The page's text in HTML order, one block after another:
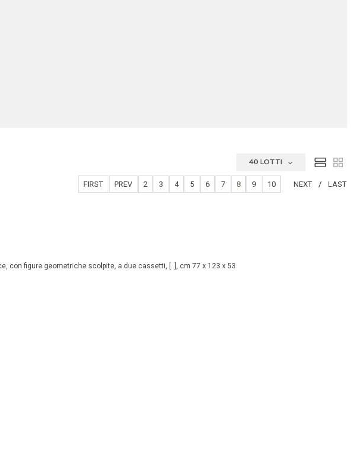
40 LOTTI
FIRST PREV 2 3 4 5 6 7 8 9 10 NEXT LAST
con figure geometriche scolpite, a due cassetti, [..], cm 77 x 123 x 53